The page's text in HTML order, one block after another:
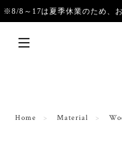
※8/8～17は夏季休業のため、
Home Material